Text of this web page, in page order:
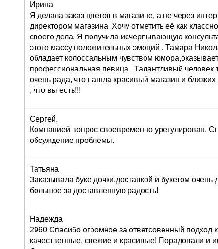
Ирина
Я делала заказ цветов в магазине, а не через
директором магазина. Хочу отметить её как
своего дела. Я получила исчерпывающую
этого массу положительных эмоций , Тамара
обладает колоссальным чувством
профессиональная певица...Талантливый человек
очень рада, что нашла красивый магазин и
, что вы есть!!!
Сергей.
Компанией вопрос своевременно урегулирован.
обсуждение проблемы.
Татьяна
Заказывала буке дочки,доставкой и букетом
большое за доставленную радость!
Надежда
2960 Спасибо огромное за ответсовенный подход
качественные, свежие и красивые! Порадовали и